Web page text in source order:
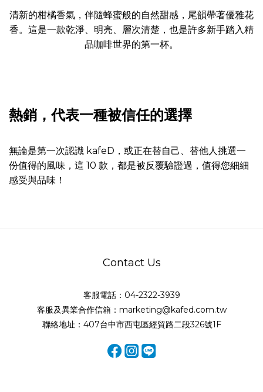
清新的柑橘香氣，伴隨蜂蜜般的自然甜感，尾韻帶著優雅花
香。這是一款乾淨、明亮、層次清楚，也是許多新手踏入精
品咖啡世界的第一杯。
熱銷，代表一種被信任的選擇
無論是第一次認識 kafeD，或正在替自己、替他人挑選一
份值得的風味，這 10 款，都是被反覆驗證過，值得您細細
感受與品味！
Contact Us
客服電話：04-2322-3939
客服及異業合作信箱：marketing@kafed.com.tw
聯絡地址：407台中市西屯區經貿路二段326號1F